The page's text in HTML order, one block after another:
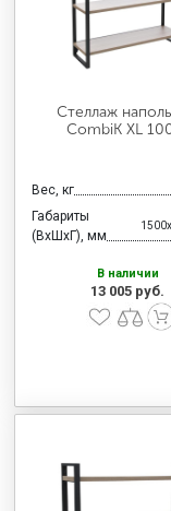
Стеллаж
CombiK XL
Вес, кг
Габариты
(ВхШхГ), мм
В наличии
13 005 руб.